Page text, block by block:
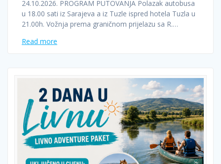
24.10.2026. PROGRAM PUTOVANJA Polazak autobusa
u 18.00 sati iz Sarajeva a iz Tuzle ispred hotela Tuzla u
21.00h. Vožnja prema graničnom prijelazu sa R.…
Read more